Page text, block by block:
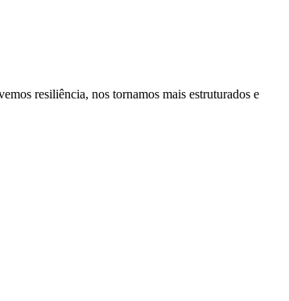
resiliência, nos tornamos mais estruturados e